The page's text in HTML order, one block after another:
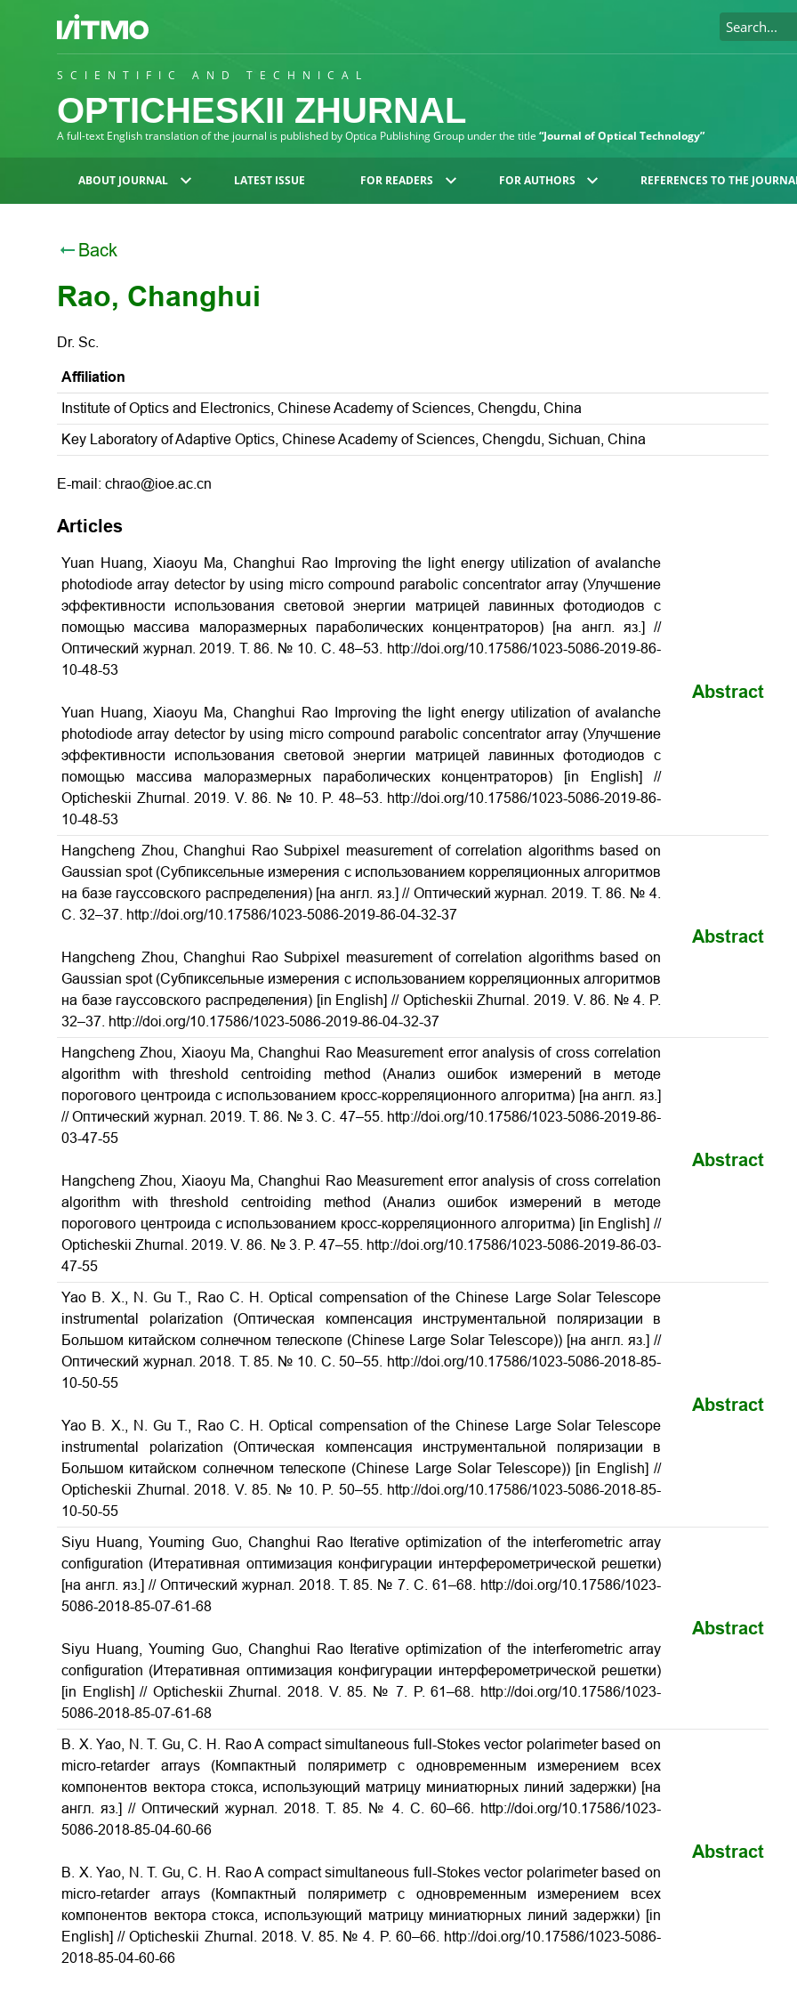
SCIENTIFIC AND TECHNICAL
OPTICHESKII ZHURNAL
A full-text English translation of the journal is published by Optica Publishing Group under the title “Journal of Optical Technology”
ABOUT JOURNAL LATEST ISSUE FOR READERS FOR AUTHORS REFERENCES TO THE
Back
Rao, Changhui
Dr. Sc.
Affiliation
Institute of Optics and Electronics, Chinese Academy of Sciences, Chengdu, China
Key Laboratory of Adaptive Optics, Chinese Academy of Sciences, Chengdu, Sichuan, China
E-mail: chrao@ioe.ac.cn
Articles
Yuan Huang, Xiaoyu Ma, Changhui Rao Improving the light energy utilization of avalanche
photodiode array detector by using micro compound parabolic concentrator array (Улучшение
эффективности использования световой энергии матрицей лавинных фотодиодов с
помощью массива малоразмерных параболических концентраторов) [на англ. яз.] //
Оптический журнал. 2019. Т. 86. № 10. С. 48–53. http://doi.org/10.17586/1023-5086-2019-86-
10-48-53
Yuan Huang, Xiaoyu Ma, Changhui Rao Improving the light energy utilization of avalanche
photodiode array detector by using micro compound parabolic concentrator array (Улучшение
эффективности использования световой энергии матрицей лавинных фотодиодов с
помощью массива малоразмерных параболических концентраторов) [in English] //
Opticheskii Zhurnal. 2019. V. 86. № 10. P. 48–53. http://doi.org/10.17586/1023-5086-2019-86-
10-48-53
Abstract
Hangcheng Zhou, Changhui Rao Subpixel measurement of correlation algorithms based on
Gaussian spot (Субпиксельные измерения с использованием корреляционных алгоритмов
на базе гауссовского распределения) [на англ. яз.] // Оптический журнал. 2019. Т. 86. № 4.
С. 32–37. http://doi.org/10.17586/1023-5086-2019-86-04-32-37
Hangcheng Zhou, Changhui Rao Subpixel measurement of correlation algorithms based on
Gaussian spot (Субпиксельные измерения с использованием корреляционных алгоритмов
на базе гауссовского распределения) [in English] // Opticheskii Zhurnal. 2019. V. 86. № 4. P.
32–37. http://doi.org/10.17586/1023-5086-2019-86-04-32-37
Abstract
Hangcheng Zhou, Xiaoyu Ma, Changhui Rao Measurement error analysis of cross correlation
algorithm with threshold centroiding method (Анализ ошибок измерений в методе
порогового центроида с использованием кросс-корреляционного алгоритма) [на англ. яз.]
// Оптический журнал. 2019. Т. 86. № 3. С. 47–55. http://doi.org/10.17586/1023-5086-2019-86-
03-47-55
Hangcheng Zhou, Xiaoyu Ma, Changhui Rao Measurement error analysis of cross correlation
algorithm with threshold centroiding method (Анализ ошибок измерений в методе
порогового центроида с использованием кросс-корреляционного алгоритма) [in English] //
Opticheskii Zhurnal. 2019. V. 86. № 3. P. 47–55. http://doi.org/10.17586/1023-5086-2019-86-03-
47-55
Abstract
Yao B. X., N. Gu T., Rao C. H. Optical compensation of the Chinese Large Solar Telescope
instrumental polarization (Оптическая компенсация инструментальной поляризации в
Большом китайском солнечном телескопе (Chinese Large Solar Telescope)) [на англ. яз.] //
Оптический журнал. 2018. Т. 85. № 10. С. 50–55. http://doi.org/10.17586/1023-5086-2018-85-
10-50-55
Yao B. X., N. Gu T., Rao C. H. Optical compensation of the Chinese Large Solar Telescope
instrumental polarization (Оптическая компенсация инструментальной поляризации в
Большом китайском солнечном телескопе (Chinese Large Solar Telescope)) [in English] //
Opticheskii Zhurnal. 2018. V. 85. № 10. P. 50–55. http://doi.org/10.17586/1023-5086-2018-85-
10-50-55
Abstract
Siyu Huang, Youming Guo, Changhui Rao Iterative optimization of the interferometric array
configuration (Итеративная оптимизация конфигурации интерферометрической решетки)
[на англ. яз.] // Оптический журнал. 2018. Т. 85. № 7. С. 61–68. http://doi.org/10.17586/1023-
5086-2018-85-07-61-68
Siyu Huang, Youming Guo, Changhui Rao Iterative optimization of the interferometric array
configuration (Итеративная оптимизация конфигурации интерферометрической решетки)
[in English] // Opticheskii Zhurnal. 2018. V. 85. № 7. P. 61–68. http://doi.org/10.17586/1023-
5086-2018-85-07-61-68
Abstract
B. X. Yao, N. T. Gu, C. H. Rao A compact simultaneous full-Stokes vector polarimeter based on
micro-retarder arrays (Компактный поляриметр с одновременным измерением всех
компонентов вектора стокса, использующий матрицу миниатюрных линий задержки) [на
англ. яз.] // Оптический журнал. 2018. Т. 85. № 4. С. 60–66. http://doi.org/10.17586/1023-
5086-2018-85-04-60-66
B. X. Yao, N. T. Gu, C. H. Rao A compact simultaneous full-Stokes vector polarimeter based on
micro-retarder arrays (Компактный поляриметр с одновременным измерением всех
компонентов вектора стокса, использующий матрицу миниатюрных линий задержки) [in
English] // Opticheskii Zhurnal. 2018. V. 85. № 4. P. 60–66. http://doi.org/10.17586/1023-5086-
2018-85-04-60-66
Abstract